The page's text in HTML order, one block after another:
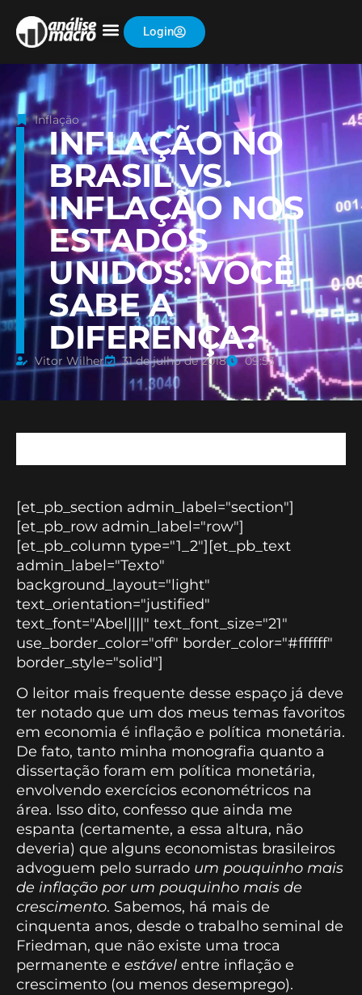
Login
Inflação
INFLAÇÃO NO
BRASIL VS.
INFLAÇÃO NOS
ESTADOS
UNIDOS: VOCÊ
SABE A
DIFERENÇA?
Vitor Wilher 31 de julho de 2018 09:53
[et_pb_section admin_label="section"]
[et_pb_row admin_label="row"]
[et_pb_column type="1_2"][et_pb_text
admin_label="Texto"
background_layout="light"
text_orientation="justified"
text_font="Abel||||" text_font_size="21"
use_border_color="off" border_color="#ffffff"
border_style="solid"]
O leitor mais frequente desse espaço já deve
ter notado que um dos meus temas favoritos
em economia é inflação e política monetária.
De fato, tanto minha monografia quanto a
dissertação foram em política monetária,
envolvendo exercícios econométricos na
área. Isso dito, confesso que ainda me
espanta (certamente, a essa altura, não
deveria) que alguns economistas brasileiros
advoguem pelo surrado um pouquinho mais
de inflação por um pouquinho mais de
crescimento. Sabemos, há mais de
cinquenta anos, desde o trabalho seminal de
Friedman, que não existe uma troca
permanente e estável entre inflação e
crescimento (ou menos desemprego).